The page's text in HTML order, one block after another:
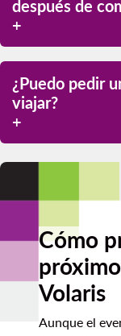
volaris.com
después de
¿Puedo pedir
viajar?
Cómo
Volaris
Aunque el